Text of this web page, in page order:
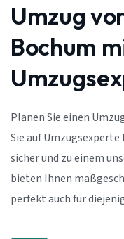
Umzug
Bochum
Planen Sie einen
Sie auf
sicher und zu einem
bieten Ihnen
perfekt auch für